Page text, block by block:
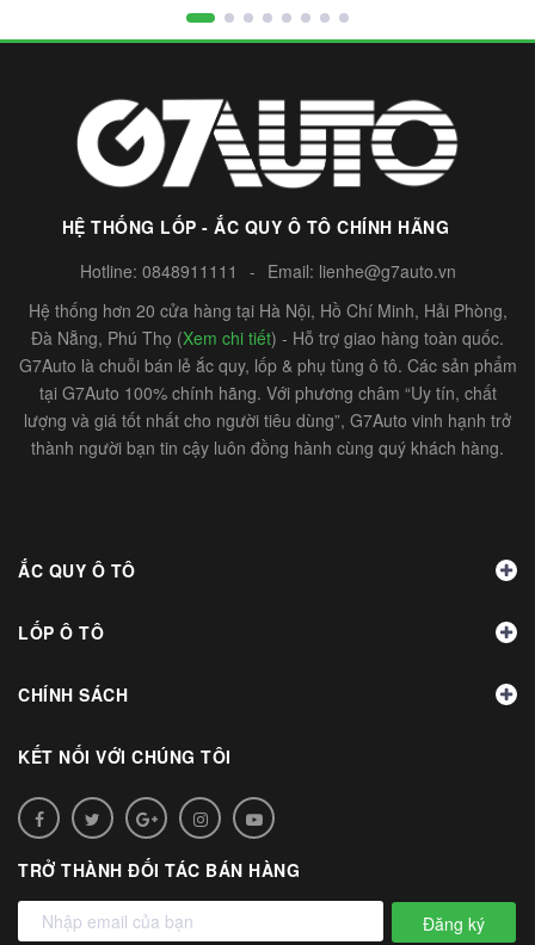
HỆ THỐNG LỐP - ẮC QUY Ô TÔ CHÍNH HÃNG
Hotline: 0848911111 - Email: lienhe@g7auto.vn
Hệ thống hơn 20 cửa hàng tại Hà Nội, Hồ Chí Minh, Hải Phòng,
Đà Nẵng, Phú Thọ (Xem chi tiết) - Hỗ trợ giao hàng toàn quốc.
G7Auto là chuỗi bán lẻ ắc quy, lốp & phụ tùng ô tô. Các sản phẩm
tại G7Auto 100% chính hãng. Với phương châm “Uy tín, chất
lượng và giá tốt nhất cho người tiêu dùng”, G7Auto vinh hạnh trở
thành người bạn tin cậy luôn đồng hành cùng quý khách hàng.
ẮC QUY Ô TÔ
LỐP Ô TÔ
CHÍNH SÁCH
KẾT NỐI VỚI CHÚNG TÔI
TRỞ THÀNH ĐỐI TÁC BÁN HÀNG
Đăng ký